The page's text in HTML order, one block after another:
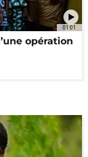
01:01
opération